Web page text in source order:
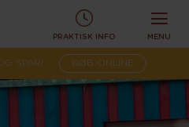
PRAKTISK INFO MENU
SPAR! KØB ONLINE